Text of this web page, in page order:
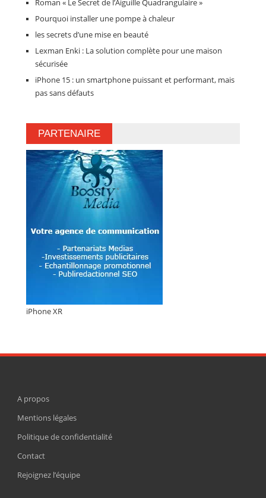
Roman « Le Secret de l’Aiguille Quadrangulaire »
Pourquoi installer une pompe à chaleur
les secrets d’une mise en beauté
Lexman Enki : La solution complète pour une maison
sécurisée
iPhone 15 : un smartphone puissant et performant, mais
pas sans défauts
PARTENAIRE
iPhone XR
A propos
Mentions légales
Politique de confidentialité
Contact
Rejoignez l’équipe